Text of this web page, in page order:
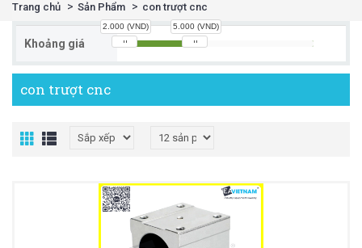
Trang chủ Sản Phẩm con trượt cnc
Khoảng giá
2.000 (VND) 5.000 (VND)
con trượt cnc